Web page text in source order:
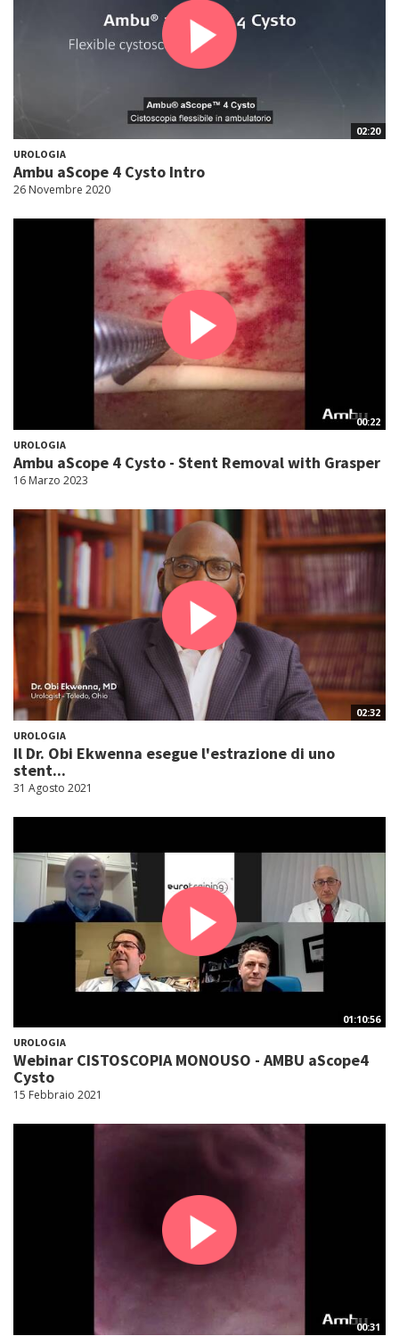
02:20
UROLOGIA
Ambu aScope 4 Cysto Intro
26 Novembre 2020
00:22
UROLOGIA
Ambu aScope 4 Cysto - Stent Removal with Grasper
16 Marzo 2023
02:32
UROLOGIA
Il Dr. Obi Ekwenna esegue l'estrazione di uno
stent...
31 Agosto 2021
01:10:56
UROLOGIA
Webinar CISTOSCOPIA MONOUSO - AMBU aScope4
Cysto
15 Febbraio 2021
00:31